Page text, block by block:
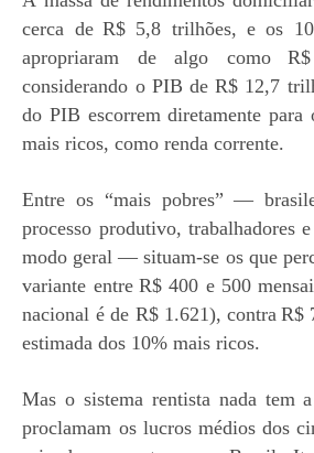
cerca de R$ 5,8 trilhões, e os
apropriaram de algo como
considerando o PIB de R$ 12,7
do PIB escorrem diretamente para
mais ricos, como renda corrente.
Entre os “mais pobres” —
processo produtivo, trabalhadores
modo geral — situam-se os que
variante entre R$ 400 e 500
nacional é de R$ 1.621), contra R$
estimada dos 10% mais ricos.
Mas o sistema rentista nada tem
proclamam os lucros médios dos